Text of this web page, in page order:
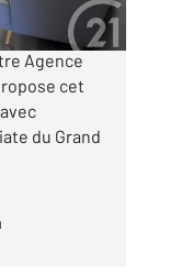
Agence
cet
du Grand